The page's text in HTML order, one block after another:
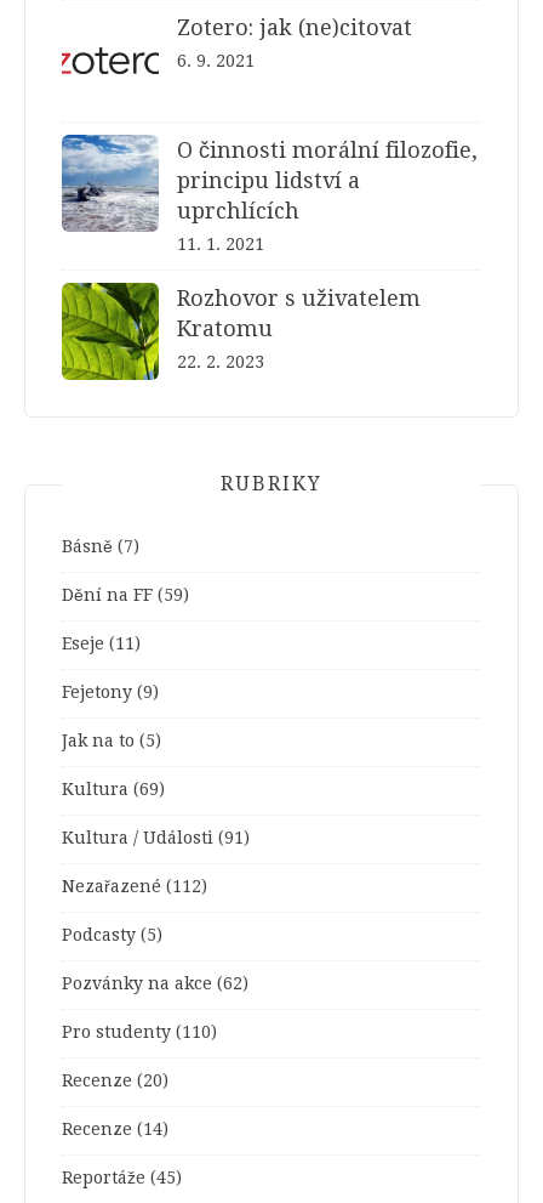
Zotero: jak (ne)citovat
6. 9. 2021
O činnosti morální filozofie,
principu lidství a
uprchlících
11. 1. 2021
Rozhovor s uživatelem
Kratomu
22. 2. 2023
RUBRIKY
Básně (7)
Dění na FF (59)
Eseje (11)
Fejetony (9)
Jak na to (5)
Kultura (69)
Kultura / Události (91)
Nezařazené (112)
Podcasty (5)
Pozvánky na akce (62)
Pro studenty (110)
Recenze (20)
Recenze (14)
Reportáže (45)